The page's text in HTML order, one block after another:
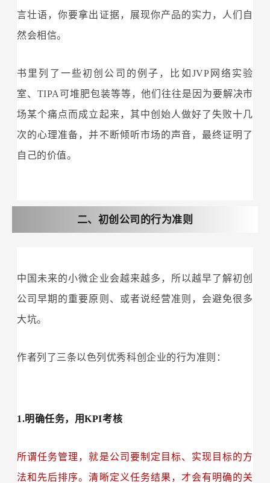
言壮语，你要拿出证据，展现你产品的实力，人们自
然会相信。
书里列了一些初创公司的例子，比如JVP网络实验
室、TIPA可堆肥包装等等，他们往往是因为要解决市
场某个痛点而成立起来，其中创始人做好了失败十几
次的心理准备，并不断倾听市场的声音，最终证明了
自己的价值。
二、初创公司的行为准则
中国未来的小微企业会越来越多，所以越早了解初创
公司早期的重要原则、或者说经营准则，会避免很多
大坑。
作者列了三条以色列优秀科创企业的行为准则：
1.明确任务，用KPI考核
所谓任务管理，就是公司要制定目标、实现目标的方
法和先后排序。清晰定义任务结果，才会有明确的关